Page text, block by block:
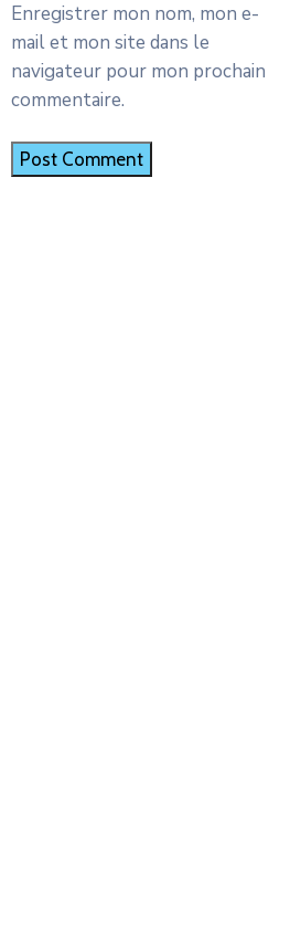
Enregistrer mon nom, mon e-
mail et mon site dans le
navigateur pour mon prochain
commentaire.